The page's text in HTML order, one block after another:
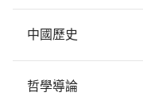
中國歷史
哲學導論